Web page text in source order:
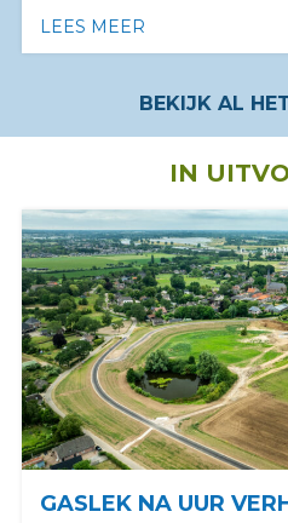
LEES MEEROVER NIEUW
BEKIJK AL
IN
GASLEK NA UUR